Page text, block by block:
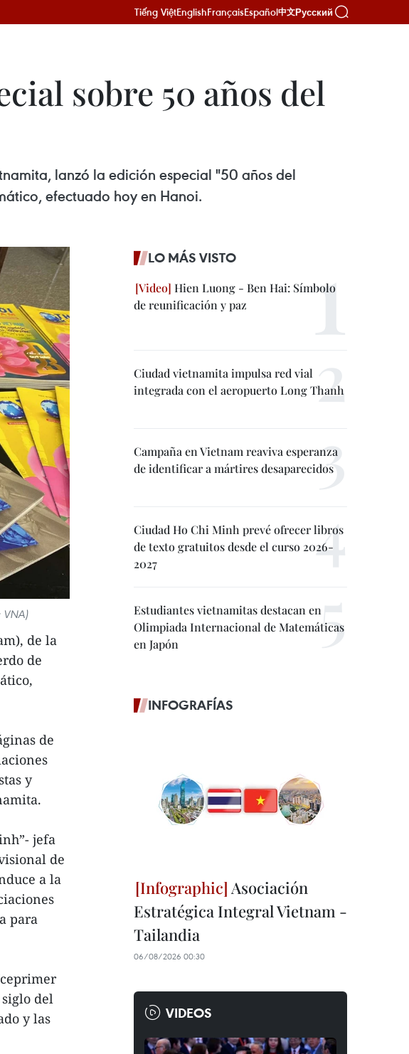
Tiếng ViệtEnglishFrançaisEspañol中文Русский
sobre 50 años del
lanzó la edición especial "50 años del
efectuado hoy en Hanoi.
VNA)
de la
de
de
y
jefa
de
a la
para
del
y las
LO MÁS VISTO
Hien Luong - Ben Hai: Símbolo
de reunificación y paz
Ciudad vietnamita impulsa red vial
integrada con el aeropuerto Long Thanh
Campaña en Vietnam reaviva esperanza
de identificar a mártires desaparecidos
Ciudad Ho Chi Minh prevé ofrecer libros
de texto gratuitos desde el curso 2026-
2027
Estudiantes vietnamitas destacan en
Olimpiada Internacional de Matemáticas
en Japón
INFOGRAFÍAS
Asociación
Estratégica Integral Vietnam -
Tailandia
06/08/2026 00:30
VIDEOS